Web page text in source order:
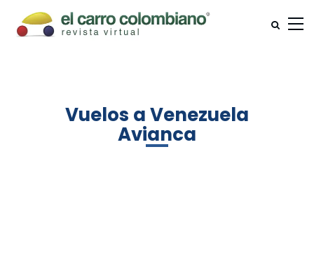
Vuelos a Venezuela
Avianca